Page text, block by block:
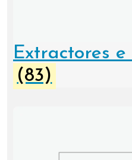
Extractores e
(83)